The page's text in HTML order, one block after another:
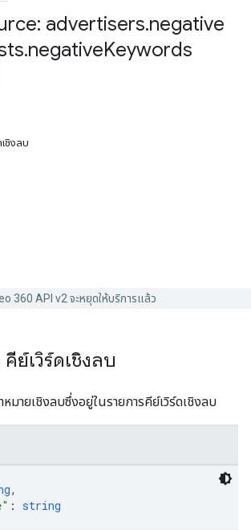
advertisers.negative
.negativeKeywords
ชิงลบ
360 API v2 จะหยุดให้บริการแล้ว
ย์เวิร์ดเชิงลบ
มายเชิงลบซึ่งอยู่ในรายการคีย์เวิร์ดเชิงลบ
,
: string